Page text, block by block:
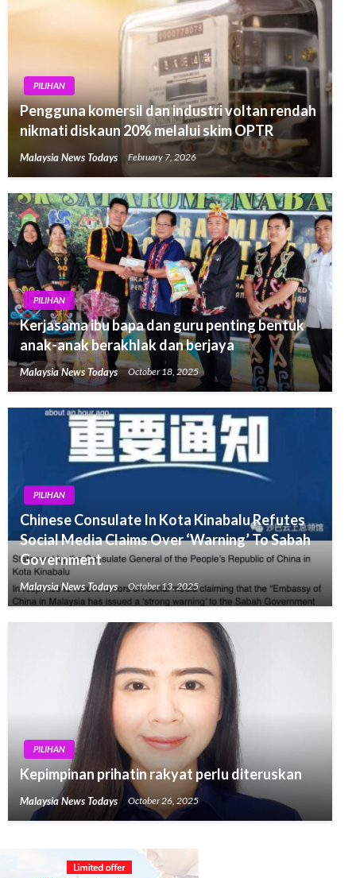
PILIHAN
Pengguna komersil dan industri voltan rendah
nikmati diskaun 20% melalui skim OPTR
Malaysia News Todays February 7, 2026
PILIHAN
Kerjasama ibu bapa dan guru penting bentuk
anak-anak berakhlak dan berjaya
Malaysia News Todays October 18, 2025
PILIHAN
Chinese Consulate In Kota Kinabalu Refutes
Social Media Claims Over ‘Warning’ To Sabah
Government
Malaysia News Todays October 13, 2025
PILIHAN
Kepimpinan prihatin rakyat perlu diteruskan
Malaysia News Todays October 26, 2025